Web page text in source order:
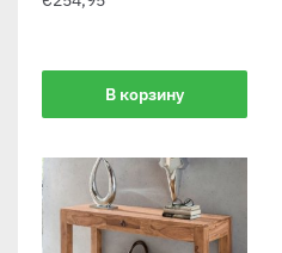
В корзину